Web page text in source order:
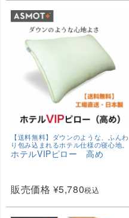
【送料無料】ダウンのような、ふんわ
り包み込まれるホテル仕様の寝心地。
ホテルVIPピロー 高め
販売価格 ¥5,780税込